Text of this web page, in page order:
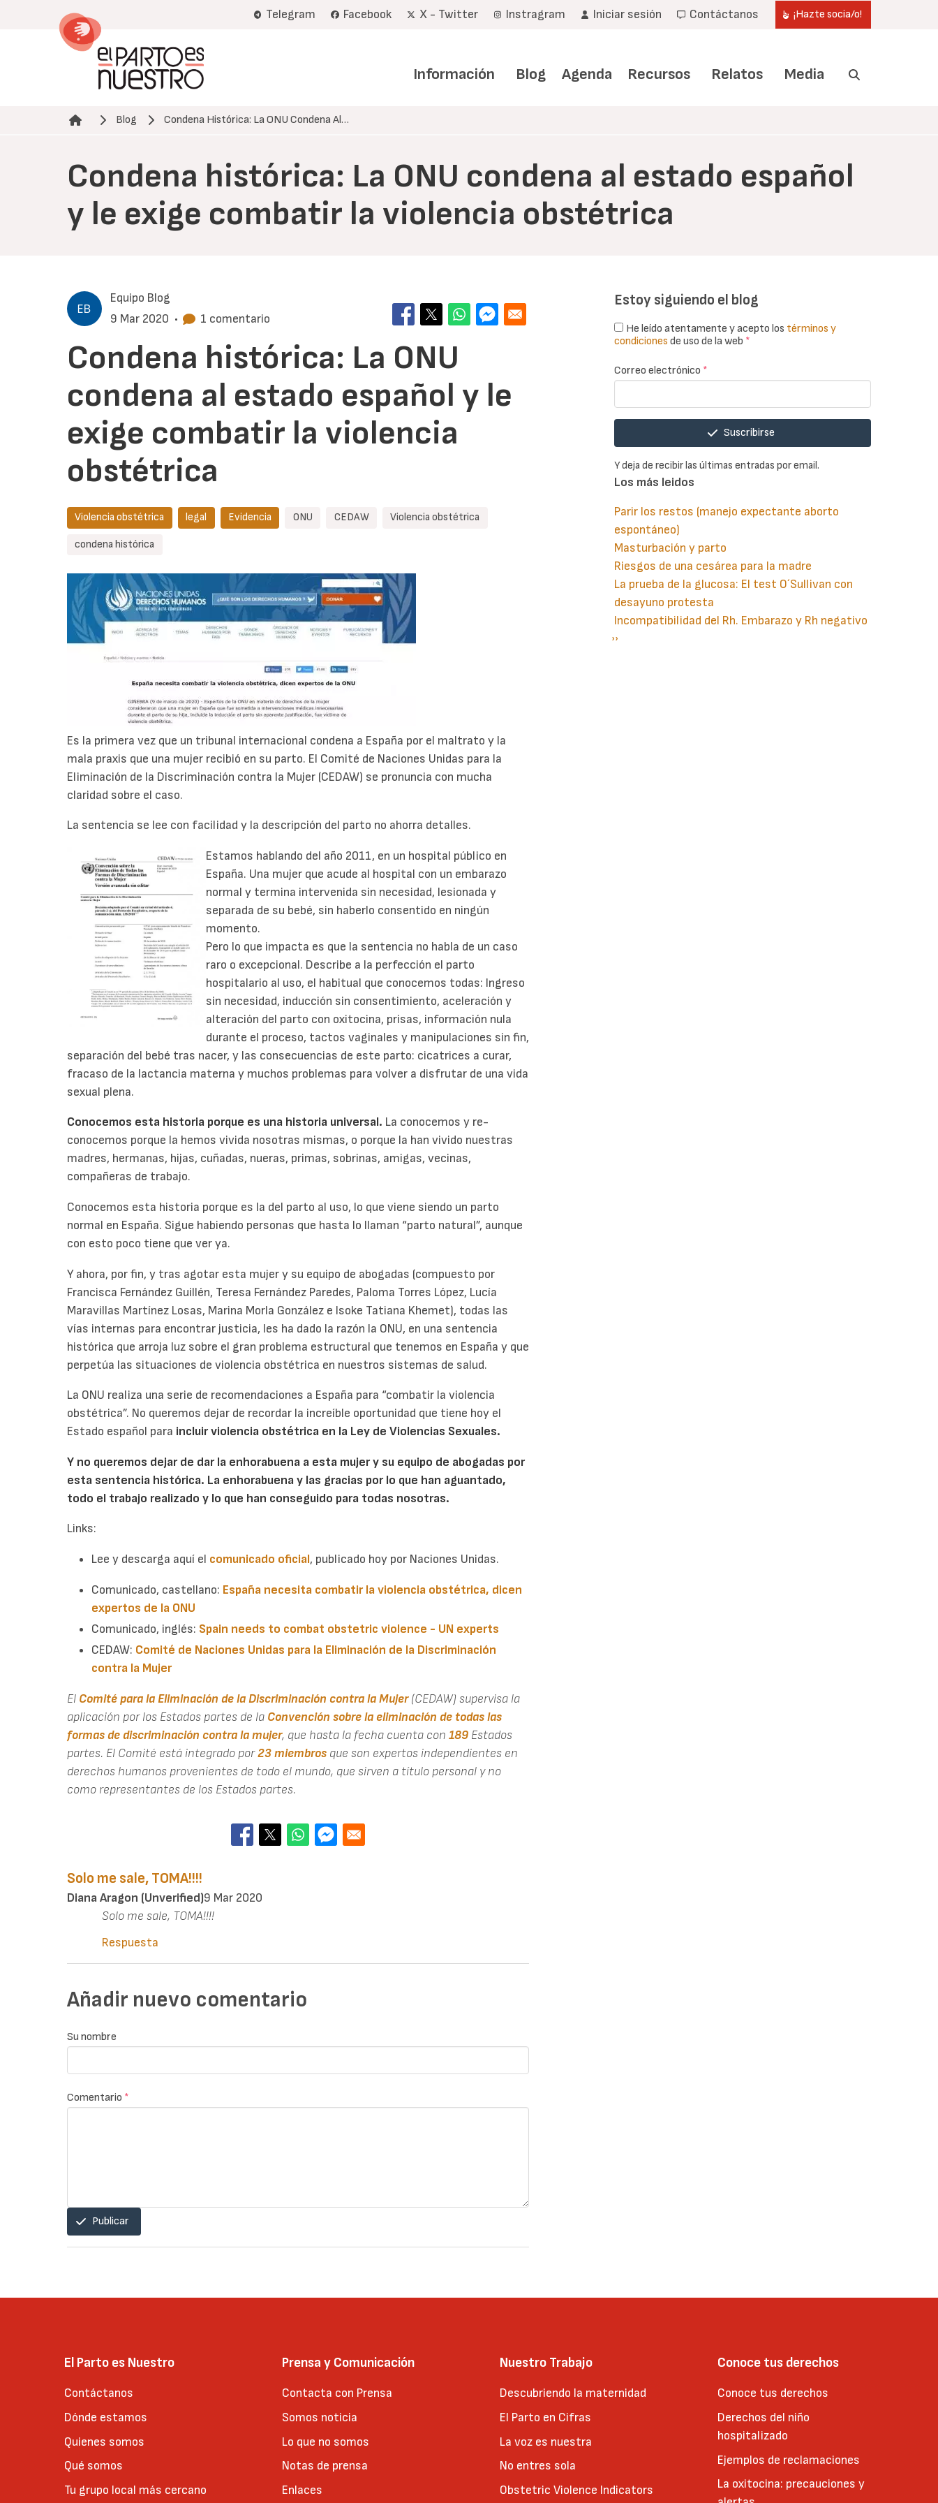
Telegram Facebook X - Twitter Instragram Iniciar sesión Contáctanos ¡Hazte socia/o!
Información Blog Agenda Recursos Relatos Media
Ruta de navegación
Blog Condena Histórica: La ONU Condena Al…
Condena histórica: La ONU condena al estado español
y le exige combatir la violencia obstétrica
Equipo Blog
9 Mar 2020 • 1 comentario
Condena histórica: La ONU
condena al estado español y le
exige combatir la violencia
obstétrica
Violencia obstétrica legal Evidencia ONU CEDAW Violencia obstétrica
condena histórica
Es la primera vez que un tribunal internacional condena a España por el maltrato y la
mala praxis que una mujer recibió en su parto. El Comité de Naciones Unidas para la
Eliminación de la Discriminación contra la Mujer (CEDAW) se pronuncia con mucha
claridad sobre el caso.
La sentencia se lee con facilidad y la descripción del parto no ahorra detalles.
Estamos hablando del año 2011, en un hospital público en
España. Una mujer que acude al hospital con un embarazo
normal y termina intervenida sin necesidad, lesionada y
separada de su bebé, sin haberlo consentido en ningún
momento.
Pero lo que impacta es que la sentencia no habla de un caso
raro o excepcional. Describe a la perfección el parto
hospitalario al uso, el habitual que conocemos todas: Ingreso
sin necesidad, inducción sin consentimiento, aceleración y
alteración del parto con oxitocina, prisas, información nula
durante el proceso, tactos vaginales y manipulaciones sin fin,
separación del bebé tras nacer, y las consecuencias de este parto: cicatrices a curar,
fracaso de la lactancia materna y muchos problemas para volver a disfrutar de una vida
sexual plena.
Conocemos esta historia porque es una historia universal. La conocemos y re-
conocemos porque la hemos vivida nosotras mismas, o porque la han vivido nuestras
madres, hermanas, hijas, cuñadas, nueras, primas, sobrinas, amigas, vecinas,
compañeras de trabajo.
Conocemos esta historia porque es la del parto al uso, lo que viene siendo un parto
normal en España. Sigue habiendo personas que hasta lo llaman “parto natural”, aunque
con esto poco tiene que ver ya.
Y ahora, por fin, y tras agotar esta mujer y su equipo de abogadas (compuesto por
Francisca Fernández Guillén, Teresa Fernández Paredes, Paloma Torres López, Lucía
Maravillas Martínez Losas, Marina Morla González e Isoke Tatiana Khemet), todas las
vías internas para encontrar justicia, les ha dado la razón la ONU, en una sentencia
histórica que arroja luz sobre el gran problema estructural que tenemos en España y que
perpetúa las situaciones de violencia obstétrica en nuestros sistemas de salud.
La ONU realiza una serie de recomendaciones a España para “combatir la violencia
obstétrica”. No queremos dejar de recordar la increíble oportunidad que tiene hoy el
Estado español para incluir violencia obstétrica en la Ley de Violencias Sexuales.
Y no queremos dejar de dar la enhorabuena a esta mujer y su equipo de abogadas por
esta sentencia histórica. La enhorabuena y las gracias por lo que han aguantado,
todo el trabajo realizado y lo que han conseguido para todas nosotras.
Links:
Lee y descarga aquí el comunicado oficial, publicado hoy por Naciones Unidas.
Comunicado, castellano: España necesita combatir la violencia obstétrica, dicen
expertos de la ONU
Comunicado, inglés: Spain needs to combat obstetric violence - UN experts
CEDAW: Comité de Naciones Unidas para la Eliminación de la Discriminación
contra la Mujer
El Comité para la Eliminación de la Discriminación contra la Mujer (CEDAW) supervisa la
aplicación por los Estados partes de la Convención sobre la eliminación de todas las
formas de discriminación contra la mujer, que hasta la fecha cuenta con 189 Estados
partes. El Comité está integrado por23 miembros que son expertos independientes en
derechos humanos provenientes de todo el mundo, que sirven a título personal y no
como representantes de los Estados partes.
Solo me sale, TOMA!!!!
Diana Aragon (unverified)9 Mar 2020
Solo me sale, TOMA!!!!
Respuesta
Añadir nuevo comentario
Su nombre
Comentario *
Publicar
Estoy siguiendo el blog
He leído atentamente y acepto los términos y
condiciones de uso de la web *
Correo electrónico *
Suscribirse
Y deja de recibir las últimas entradas por email.
Los más leidos
Parir los restos (manejo expectante aborto
espontáneo)
Masturbación y parto
Riesgos de una cesárea para la madre
La prueba de la glucosa: El test O´Sullivan con
desayuno protesta
Incompatibilidad del Rh. Embarazo y Rh negativo
Paginación
Siguiente
››
El Parto es Nuestro
Contáctanos
Dónde estamos
Quienes somos
Qué somos
Tu grupo local más cercano
Prensa y Comunicación
Contacta con Prensa
Somos noticia
Lo que no somos
Notas de prensa
Enlaces
Nuestro Trabajo
Descubriendo la maternidad
El Parto en Cifras
La voz es nuestra
No entres sola
Obstetric Violence Indicators
Conoce tus derechos
Conoce tus derechos
Derechos del niño
hospitalizado
Ejemplos de reclamaciones
La oxitocina: precauciones y